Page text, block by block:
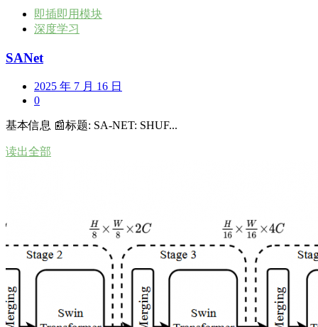
即插即用模块
深度学习
SANet
2025 年 7 月 16 日
0
基本信息 📰标题: SA-NET: SHUF...
读出全部